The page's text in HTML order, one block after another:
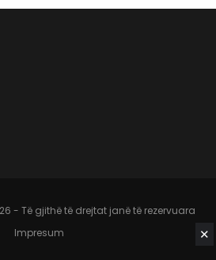
- Të gjithë të drejtat janë të rezervuara
Impresum
✕